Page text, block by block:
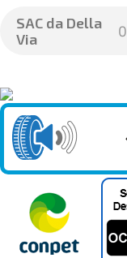
SAC da Della
Via